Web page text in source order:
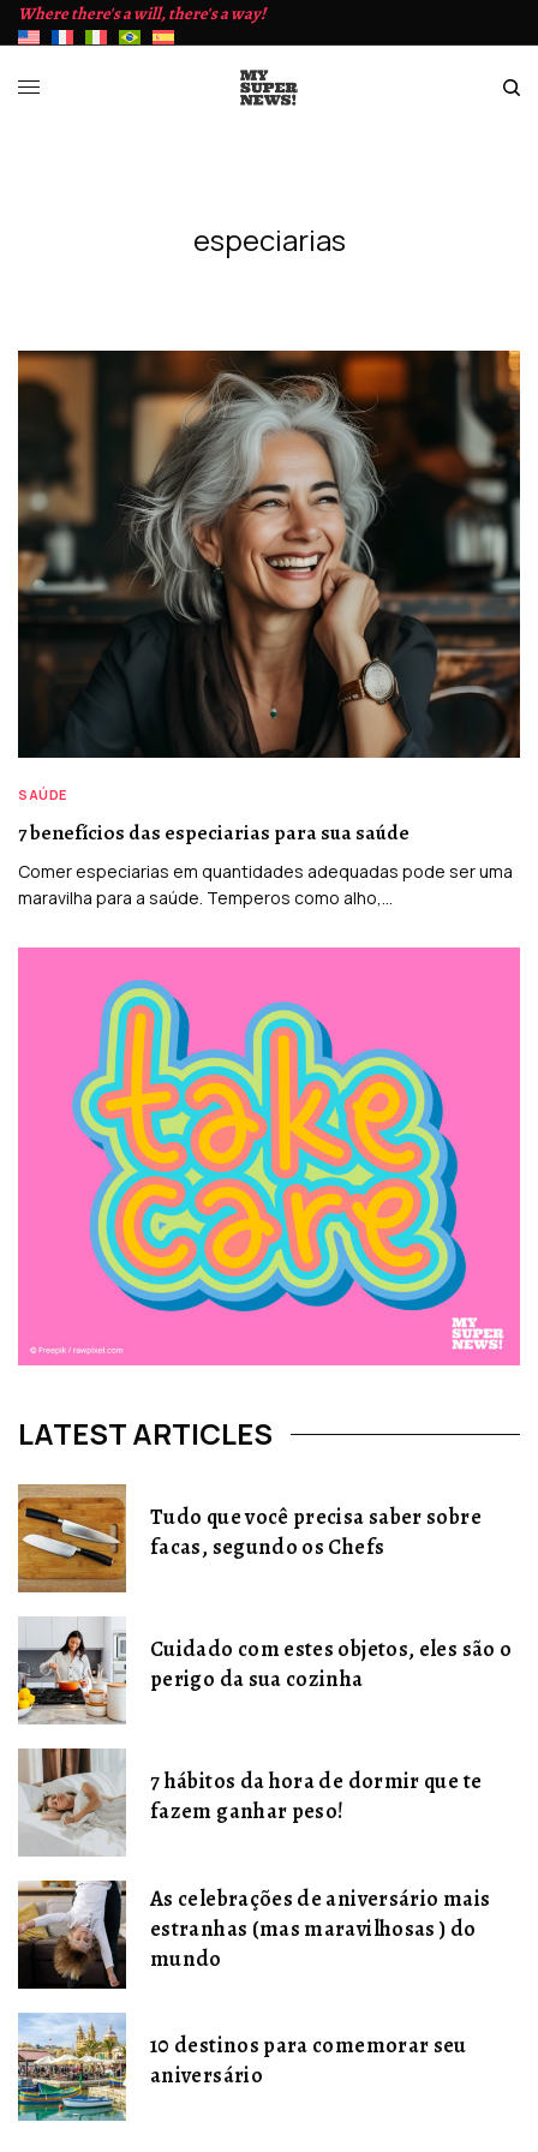
Where there's a will, there's a way!
especiarias
SAÚDE
7 benefícios das especiarias para sua saúde
Comer especiarias em quantidades adequadas pode ser uma
maravilha para a saúde. Temperos como alho,…
LATEST ARTICLES
Tudo que você precisa saber sobre
facas, segundo os Chefs
Cuidado com estes objetos, eles são o
perigo da sua cozinha
7 hábitos da hora de dormir que te
fazem ganhar peso!
As celebrações de aniversário mais
estranhas (mas maravilhosas ) do
mundo
10 destinos para comemorar seu
aniversário